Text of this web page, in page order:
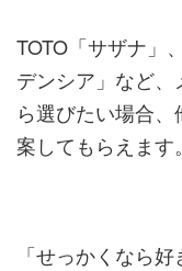
TOTO「サザナ」
デンシア」など
ら選びたい場合
案してもらえます。
「せっかくなら